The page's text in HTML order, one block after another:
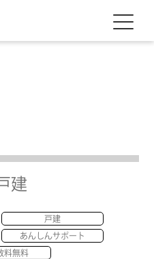
建
戸建
あんしんサポート
料無料